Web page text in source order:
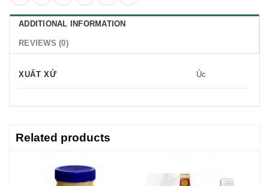
ADDITIONAL INFORMATION
REVIEWS (0)
XUẤT XỨ Úc
Related products